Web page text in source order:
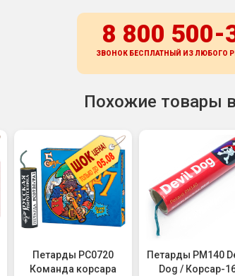
8 800 500-
ЗВОНОК БЕСПЛАТНЫЙ ИЗ ЛЮБОГО
Похожие товары
Петарды РС0720
Команда корсара
Петарды PM140
Dog / Корсар-